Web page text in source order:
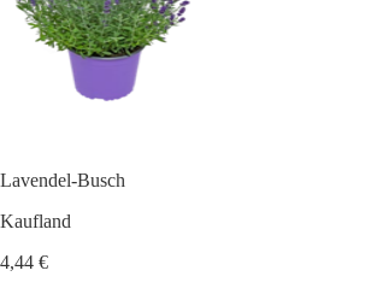
Lavendel-Busch
Kaufland
4,44 €